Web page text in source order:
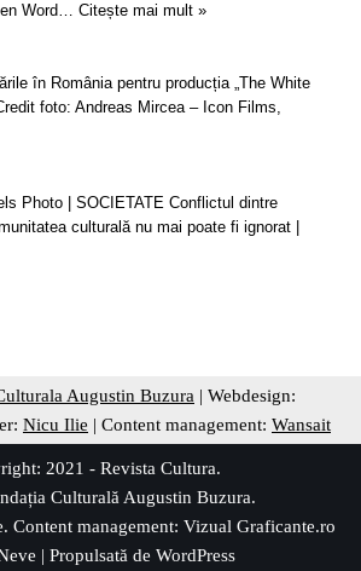
Word… Citește mai mult »
în România pentru producția „The White
foto: Andreas Mircea – Icon Films,
Photo | SOCIETATE Conflictul dintre
culturală nu mai poate fi ignorat |
Augustin Buzura | Webdesign:
Nicu Ilie | Content management: Wansait
2021 - Revista Cultura.
Culturală Augustin Buzura.
Content management: Vizual Graficante.ro
| Propulsată de WordPress